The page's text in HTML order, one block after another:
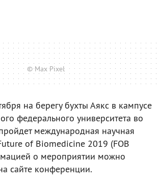
© Max Pixel
на берегу бухты Аякс в кампусе
федерального университета во
международная научная
of Biomedicine 2019 (FOB
о мероприятии можно
сайте конференции.